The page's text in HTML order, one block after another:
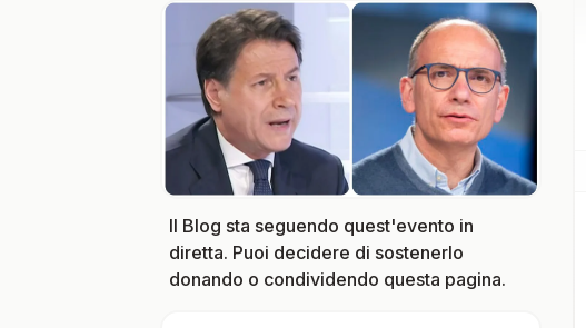
Il Blog sta seguendo quest'evento in
diretta. Puoi decidere di sostenerlo
donando o condividendo questa pagina.